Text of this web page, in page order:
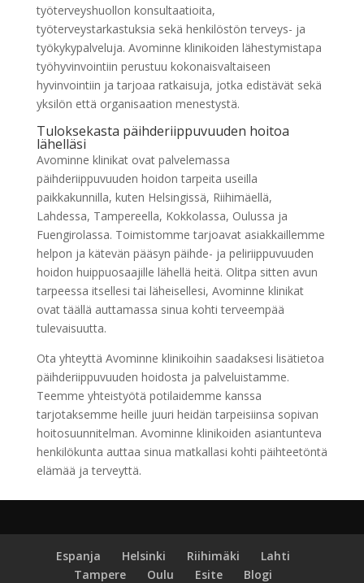
työterveyshuollon konsultaatioita,
työterveystarkastuksia sekä henkilöstön terveys- ja
työkykypalveluja. Avominne klinikoiden lähestymistapa
työhyvinvointiin perustuu kokonaisvaltaiseen
hyvinvointiin ja tarjoaa ratkaisuja, jotka edistävät sekä
yksilön että organisaation menestystä.
Tuloksekasta päihderiippuvuuden hoitoa
lähelläsi
Avominne klinikat ovat palvelemassa
päihderiippuvuuden hoidon tarpeita useilla
paikkakunnilla, kuten Helsingissä, Riihimäellä,
Lahdessa, Tampereella, Kokkolassa, Oulussa ja
Fuengirolassa. Toimistomme tarjoavat asiakkaillemme
helpon ja kätevän pääsyn päihde- ja peliriippuvuuden
hoidon huippuosaajille lähellä heitä. Olitpa sitten avun
tarpeessa itsellesi tai läheisellesi, Avominne klinikat
ovat täällä auttamassa sinua kohti terveempää
tulevaisuutta.
Ota yhteyttä Avominne klinikoihin saadaksesi lisätietoa
päihderiippuvuuden hoidosta ja palveluistamme.
Teemme yhteistyötä potilaidemme kanssa
tarjotaksemme heille juuri heidän tarpeisiinsa sopivan
hoitosuunnitelman. Avominne klinikoiden asiantunteva
henkilökunta auttaa sinua matkallasi kohti päihteetöntä
elämää ja terveyttä.
Espanja Helsinki Riihimäki
Lahti
Tampere
Oulu Esite
Blogi